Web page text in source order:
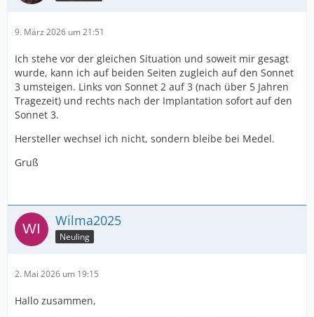
9. März 2026 um 21:51
Ich stehe vor der gleichen Situation und soweit mir gesagt
wurde, kann ich auf beiden Seiten zugleich auf den Sonnet
3 umsteigen. Links von Sonnet 2 auf 3 (nach über 5 Jahren
Tragezeit) und rechts nach der Implantation sofort auf den
Sonnet 3.
Hersteller wechsel ich nicht, sondern bleibe bei Medel.
Gruß
Wilma2025
Neuling
2. Mai 2026 um 19:15
Hallo zusammen,